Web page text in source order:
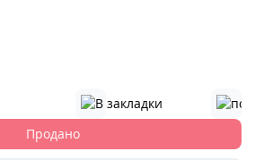
Продано